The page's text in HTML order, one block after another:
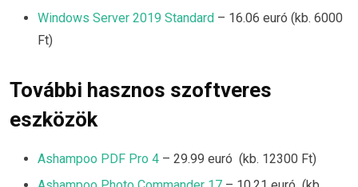
Windows Server 2019 Standard – 16.06 euró (kb. 6000
Ft)
További hasznos szoftveres
eszközök
Ashampoo PDF Pro 4 – 29.99 euró (kb. 12300 Ft)